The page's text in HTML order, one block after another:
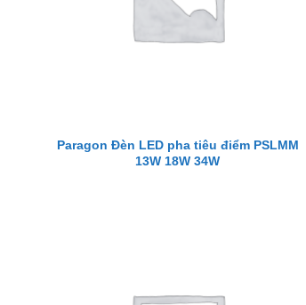
Paragon Đèn LED pha tiêu điểm PSLMM
13W 18W 34W